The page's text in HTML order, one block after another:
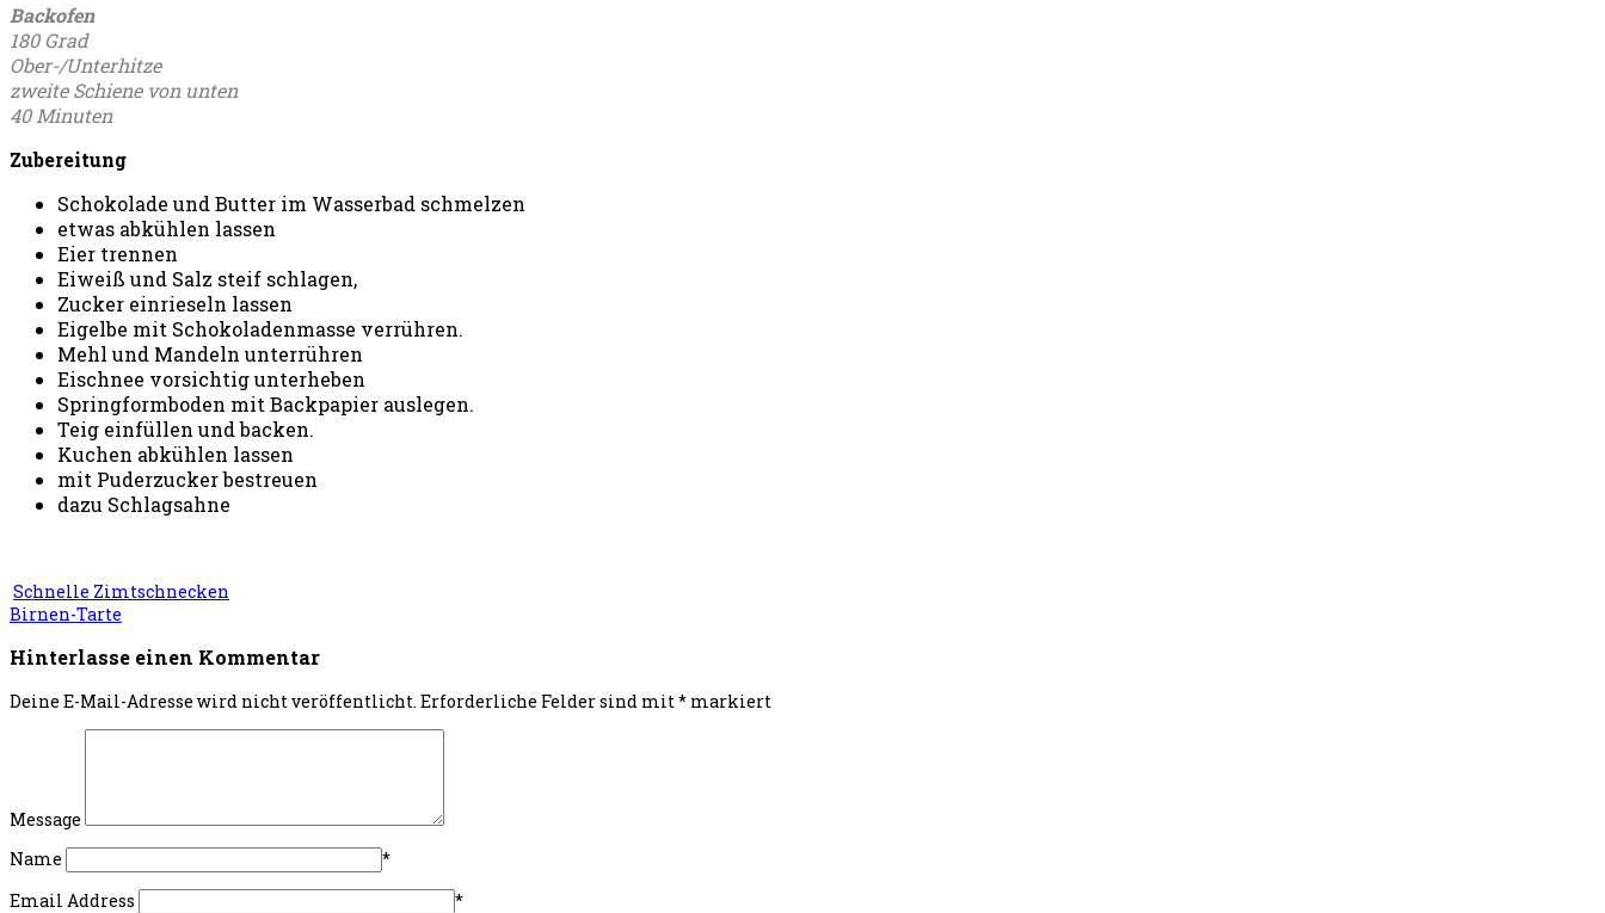
Backofen
180 Grad
Ober-/Unterhitze
zweite Schiene von unten
40 Minuten
Zubereitung
Schokolade und Butter im Wasserbad schmelzen
etwas abkühlen lassen
Eier trennen
Eiweiß und Salz steif schlagen,
Zucker einrieseln lassen
Eigelbe mit Schokoladenmasse verrühren.
Mehl und Mandeln unterrühren
Eischnee vorsichtig unterheben
Springformboden mit Backpapier auslegen.
Teig einfüllen und backen.
Kuchen abkühlen lassen
mit Puderzucker bestreuen
dazu Schlagsahne
Schnelle Zimtschnecken
Birnen-Tarte
Hinterlasse einen Kommentar
Deine E-Mail-Adresse wird nicht veröffentlicht. Erforderliche Felder sind mit * markiert
Message
Name
*
Email Address
*